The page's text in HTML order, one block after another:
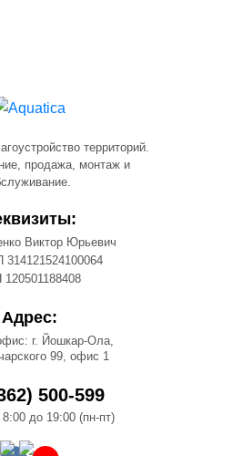
территорий.
продажа, монтаж и
Виктор Юрьевич
Адрес:
г. Йошкар-Ола,
99, офис 1
500-599
до 19:00 (пн-пт)